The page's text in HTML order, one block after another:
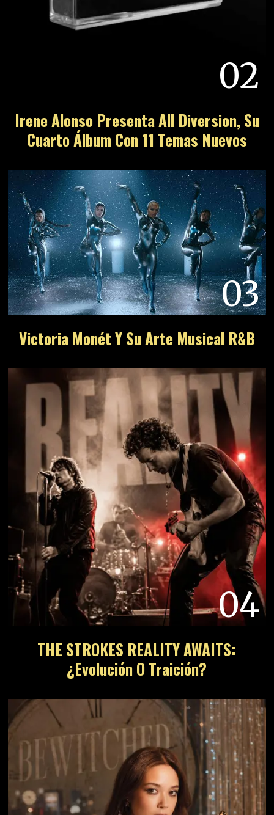
02
Irene Alonso Presenta All Diversion, Su
Cuarto Álbum Con 11 Temas Nuevos
03
Victoria Monét Y Su Arte Musical R&B
04
THE STROKES REALITY AWAITS:
¿Evolución O Traición?